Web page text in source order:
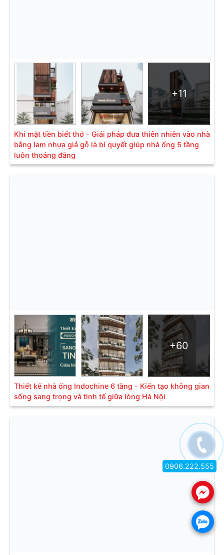
+11
Khi mặt tiền biết thở - Giải pháp đưa thiên nhiên vào nhà
bằng lam nhựa giả gỗ là bí quyết giúp nhà ống 5 tầng
luôn thoáng đãng
+60
Thiết kế nhà ống Indochine 6 tầng - Kiến tạo không gian
sống sang trọng và tinh tế giữa lòng Hà Nội
.
.
0906.222.555